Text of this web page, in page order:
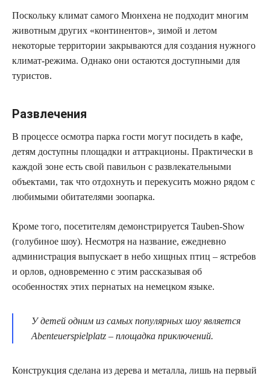
Поскольку климат самого Мюнхена не подходит многим
животным других «континентов», зимой и летом
некоторые территории закрываются для создания нужного
климат-режима. Однако они остаются доступными для
туристов.
Развлечения
В процессе осмотра парка гости могут посидеть в кафе,
детям доступны площадки и аттракционы. Практически в
каждой зоне есть свой павильон с развлекательными
объектами, так что отдохнуть и перекусить можно рядом с
любимыми обитателями зоопарка.
Кроме того, посетителям демонстрируется Tauben-Show
(голубиное шоу). Несмотря на название, ежедневно
администрация выпускает в небо хищных птиц – ястребов
и орлов, одновременно с этим рассказывая об
особенностях этих пернатых на немецком языке.
У детей одним из самых популярных шоу является
Abenteuerspielplatz – площадка приключений.
Конструкция сделана из дерева и металла, лишь на первый